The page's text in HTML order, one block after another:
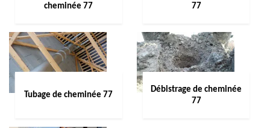
cheminée 77
77
Tubage de cheminée 77
Débistrage de cheminée
77